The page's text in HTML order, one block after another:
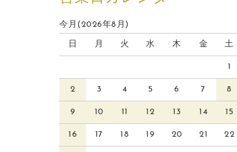
今月(2026年8月)
日 月 火 水 木 金 土
1
2 3 4 5 6 7 8
9 10 11 12 13 14 15
16 17 18 19 20 21 22